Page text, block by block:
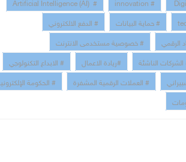
# حماية البيانات
# الدفع الالكتروني
الرقمي
# خصوصية مستخدمى الانترنت
الناشئة #ريادة الاعمال
# الابداع التكنولوجي
# العملات الرقمية المشفرة
# الحكومة